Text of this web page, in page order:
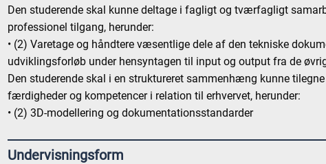
Den studerende skal kunne deltage i fagligt og tværfagligt
professionel tilgang, herunder:
• (2) Varetage og håndtere væsentlige dele af den tekniske
udviklingsforløb under hensyntagen til input og output fra de
Den studerende skal i en struktureret sammenhæng kunne
færdigheder og kompetencer i relation til erhvervet, herunder:
• (2) 3D-modellering og dokumentationsstandarder
Undervisningsform